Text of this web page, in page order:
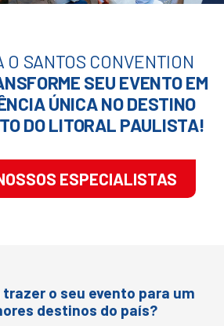
O SANTOS CONVENTION
SEU EVENTO EM
ÚNICA NO DESTINO
DO LITORAL PAULISTA!
ESPECIALISTAS
o seu evento para um
destinos do país?